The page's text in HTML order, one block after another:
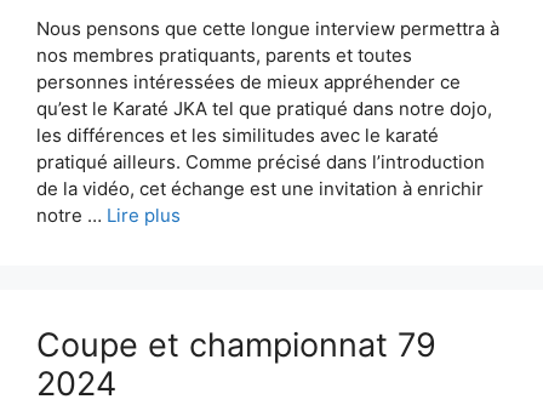
Nous pensons que cette longue interview permettra à
nos membres pratiquants, parents et toutes
personnes intéressées de mieux appréhender ce
qu’est le Karaté JKA tel que pratiqué dans notre dojo,
les différences et les similitudes avec le karaté
pratiqué ailleurs. Comme précisé dans l’introduction
de la vidéo, cet échange est une invitation à enrichir
notre … Lire plus
Coupe et championnat 79
2024